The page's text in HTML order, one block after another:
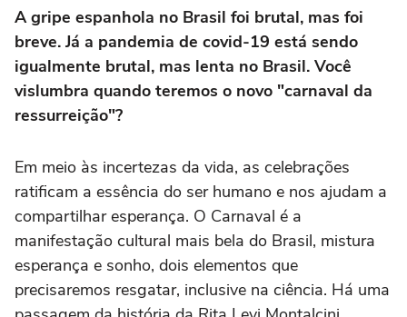
A gripe espanhola no Brasil foi brutal, mas foi
breve. Já a pandemia de covid-19 está sendo
igualmente brutal, mas lenta no Brasil. Você
vislumbra quando teremos o novo "carnaval da
ressurreição"?
Em meio às incertezas da vida, as celebrações
ratificam a essência do ser humano e nos ajudam a
compartilhar esperança. O Carnaval é a
manifestação cultural mais bela do Brasil, mistura
esperança e sonho, dois elementos que
precisaremos resgatar, inclusive na ciência. Há uma